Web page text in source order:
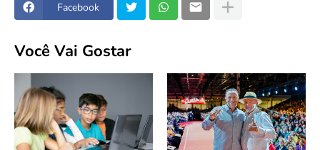
Facebook
Você Vai Gostar